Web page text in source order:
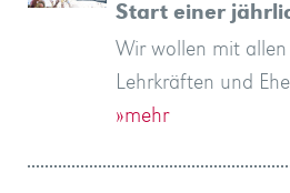
Start einer
Wir wollen mit allen
Lehrkräften und
»mehr